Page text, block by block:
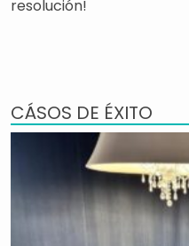
resolución!
CÁSOS DE ÉXITO